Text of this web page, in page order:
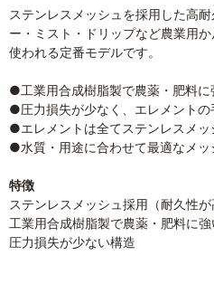
ステンレスメッシュを採用した高
ー・ミスト・ドリップなど農業用
使われる定番モデルです。
●工業用合成樹脂製で農薬・肥料に
●圧力損失が少なく、エレメントの
●エレメントは全てステンレスメッ
●水質・用途に合わせて最適なメッ
特徴
ステンレスメッシュ採用（耐久性が
工業用合成樹脂製で農薬・肥料に強
圧力損失が少ない構造